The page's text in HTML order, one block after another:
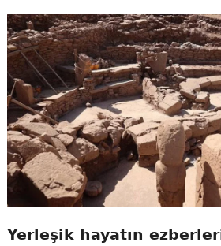
Yerleşik hayatın